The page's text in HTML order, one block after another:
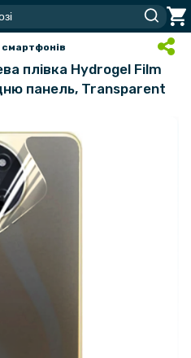
смартфонів
плівка Hydrogel Film
панель, Transparent